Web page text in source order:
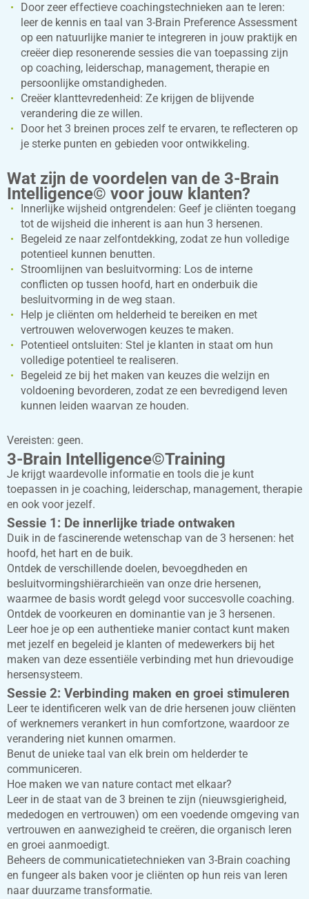
Door zeer effectieve coachingstechnieken aan te leren:
leer de kennis en taal van 3-Brain Preference Assessment
op een natuurlijke manier te integreren in jouw praktijk en
creëer diep resonerende sessies die van toepassing zijn
op coaching, leiderschap, management, therapie en
persoonlijke omstandigheden.
Creëer klanttevredenheid: Ze krijgen de blijvende
verandering die ze willen.
Door het 3 breinen proces zelf te ervaren, te reflecteren op
je sterke punten en gebieden voor ontwikkeling.
Wat zijn de voordelen van de 3-Brain
Intelligence© voor jouw klanten?
Innerlijke wijsheid ontgrendelen: Geef je cliënten toegang
tot de wijsheid die inherent is aan hun 3 hersenen.
Begeleid ze naar zelfontdekking, zodat ze hun volledige
potentieel kunnen benutten.
Stroomlijnen van besluitvorming: Los de interne
conflicten op tussen hoofd, hart en onderbuik die
besluitvorming in de weg staan.
Help je cliënten om helderheid te bereiken en met
vertrouwen weloverwogen keuzes te maken.
Potentieel ontsluiten: Stel je klanten in staat om hun
volledige potentieel te realiseren.
Begeleid ze bij het maken van keuzes die welzijn en
voldoening bevorderen, zodat ze een bevredigend leven
kunnen leiden waarvan ze houden.
Vereisten: geen.
3-Brain Intelligence©Training
Je krijgt waardevolle informatie en tools die je kunt
toepassen in je coaching, leiderschap, management, therapie
en ook voor jezelf.
Sessie 1: De innerlijke triade ontwaken
Duik in de fascinerende wetenschap van de 3 hersenen: het
hoofd, het hart en de buik.
Ontdek de verschillende doelen, bevoegdheden en
besluitvormingshiërarchieën van onze drie hersenen,
waarmee de basis wordt gelegd voor succesvolle coaching.
Ontdek de voorkeuren en dominantie van je 3 hersenen.
Leer hoe je op een authentieke manier contact kunt maken
met jezelf en begeleid je klanten of medewerkers bij het
maken van deze essentiële verbinding met hun drievoudige
hersensysteem.
Sessie 2: Verbinding maken en groei stimuleren
Leer te identificeren welk van de drie hersenen jouw cliënten
of werknemers verankert in hun comfortzone, waardoor ze
verandering niet kunnen omarmen.
Benut de unieke taal van elk brein om helderder te
communiceren.
Hoe maken we van nature contact met elkaar?
Leer in de staat van de 3 breinen te zijn (nieuwsgierigheid,
mededogen en vertrouwen) om een voedende omgeving van
vertrouwen en aanwezigheid te creëren, die organisch leren
en groei aanmoedigt.
Beheers de communicatietechnieken van 3-Brain coaching
en fungeer als baken voor je cliënten op hun reis van leren
naar duurzame transformatie.